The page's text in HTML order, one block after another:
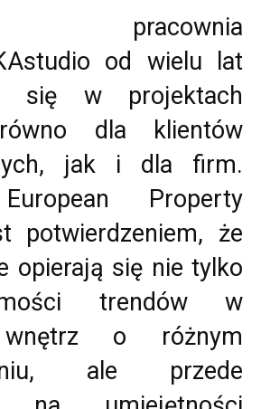
pracownia
od wielu lat
się w projektach
dla klientów
jak i dla firm.
Property
potwierdzeniem, że
opierają się nie tylko
trendów w
wnętrz o różnym
ale przede